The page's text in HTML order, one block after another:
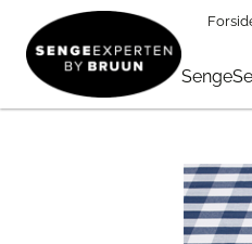
Senge
Dynemærker →